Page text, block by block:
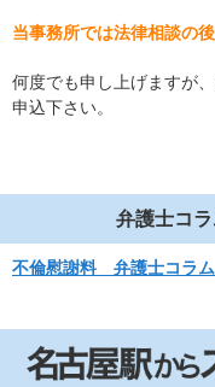
当事務所では法律相談の
何度でも申し上げますが
申込下さい。
弁護士コ
不倫慰謝料 弁護士コラ